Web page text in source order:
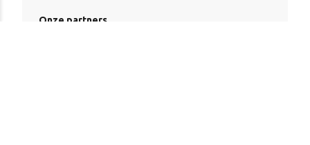
Onze partners